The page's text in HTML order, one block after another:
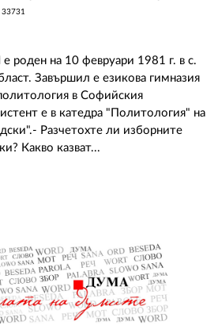
33731
на 10 февруари 1981 г. в с.
Завършил е езикова гимназия
в Софийския
е в катедра "Политология" на
Разчетохте ли изборните
Какво казват...